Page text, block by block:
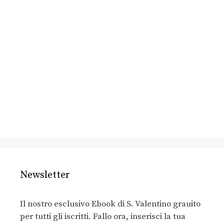
Newsletter
Il nostro esclusivo Ebook di S. Valentino grauito
per tutti gli iscritti. Fallo ora, inserisci la tua